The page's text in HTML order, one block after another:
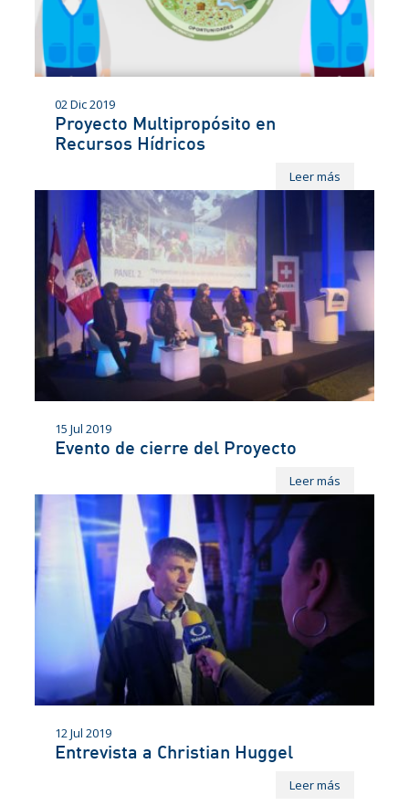
02 Dic 2019
Proyecto Multipropósito en
Recursos Hídricos
Leer más
15 Jul 2019
Evento de cierre del Proyecto
Leer más
12 Jul 2019
Entrevista a Christian Huggel
Leer más